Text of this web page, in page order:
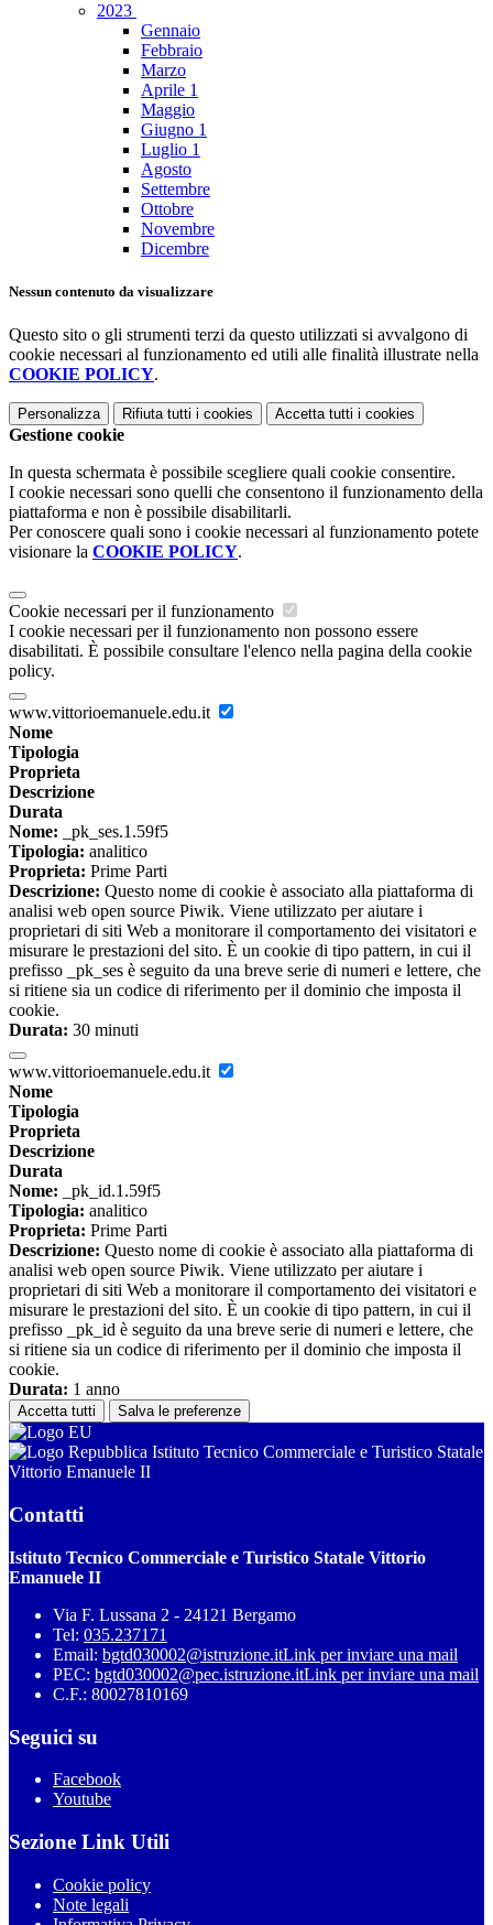
2023
Gennaio
Febbraio
Marzo
Aprile 1
Maggio
Giugno 1
Luglio 1
Agosto
Settembre
Ottobre
Novembre
Dicembre
Nessun contenuto da visualizzare
Questo sito o gli strumenti terzi da questo utilizzati si avvalgono di
cookie necessari al funzionamento ed utili alle finalità illustrate nella
COOKIE POLICY.
Personalizza Rifiuta tutti i cookies Accetta tutti i cookies
Gestione cookie
In questa schermata è possibile scegliere quali cookie consentire.
I cookie necessari sono quelli che consentono il funzionamento della
piattaforma e non è possibile disabilitarli.
Per conoscere quali sono i cookie necessari al funzionamento potete
visionare la COOKIE POLICY.
Cookie necessari per il funzionamento
I cookie necessari per il funzionamento non possono essere
disabilitati. È possibile consultare l'elenco nella pagina della cookie
policy.
www.vittorioemanuele.edu.it
Nome
Tipologia
Proprieta
Descrizione
Durata
Nome: _pk_ses.1.59f5
Tipologia: analitico
Proprieta: Prime Parti
Descrizione: Questo nome di cookie è associato alla piattaforma di
analisi web open source Piwik. Viene utilizzato per aiutare i
proprietari di siti Web a monitorare il comportamento dei visitatori e
misurare le prestazioni del sito. È un cookie di tipo pattern, in cui il
prefisso _pk_ses è seguito da una breve serie di numeri e lettere, che
si ritiene sia un codice di riferimento per il dominio che imposta il
cookie.
Durata: 30 minuti
www.vittorioemanuele.edu.it
Nome
Tipologia
Proprieta
Descrizione
Durata
Nome: _pk_id.1.59f5
Tipologia: analitico
Proprieta: Prime Parti
Descrizione: Questo nome di cookie è associato alla piattaforma di
analisi web open source Piwik. Viene utilizzato per aiutare i
proprietari di siti Web a monitorare il comportamento dei visitatori e
misurare le prestazioni del sito. È un cookie di tipo pattern, in cui il
prefisso _pk_id è seguito da una breve serie di numeri e lettere, che
si ritiene sia un codice di riferimento per il dominio che imposta il
cookie.
Durata: 1 anno
Accetta tutti Salva le preferenze
Istituto Tecnico Commerciale e Turistico Statale
Vittorio Emanuele II
Contatti
Istituto Tecnico Commerciale e Turistico Statale Vittorio
Emanuele II
Via F. Lussana 2 - 24121 Bergamo
Tel: 035.237171
Email: bgtd030002@istruzione.itLink per inviare una mail
PEC: bgtd030002@pec.istruzione.itLink per inviare una mail
C.F.: 80027810169
Seguici su
Facebook
Youtube
Sezione Link Utili
Cookie policy
Note legali